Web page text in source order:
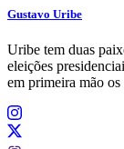
Gustavo Uribe
Uribe tem duas
eleições
em primeira mão